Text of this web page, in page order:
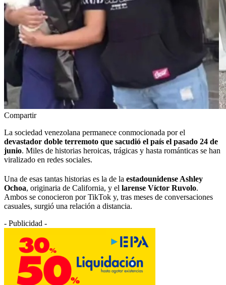
Compartir
La sociedad venezolana permanece conmocionada por el
devastador doble terremoto que sacudió el país el pasado 24 de
junio. Miles de historias heroicas, trágicas y hasta románticas se han
viralizado en redes sociales.
Una de esas tantas historias es la de la estadounidense Ashley
Ochoa, originaria de California, y el larense Víctor Ruvolo.
Ambos se conocieron por TikTok y, tras meses de conversaciones
casuales, surgió una relación a distancia.
- Publicidad -